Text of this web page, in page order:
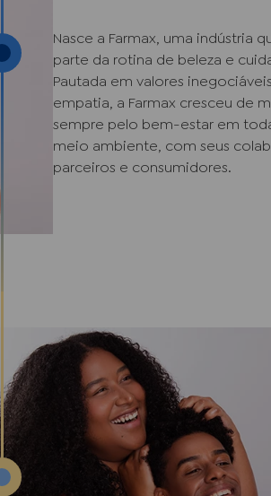
Nasce a Farmax, uma indústria
parte da rotina de beleza e
Pautada em valores
empatia, a Farmax cresceu de
sempre pelo bem-estar em
meio ambiente, com seus
parceiros e consumidores.